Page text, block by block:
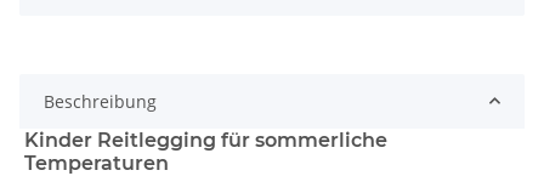
Beschreibung
Kinder Reitlegging für sommerliche
Temperaturen